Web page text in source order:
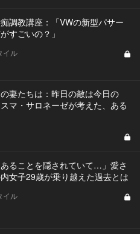
調教講座：「VWの新型パサー
すごいの？」
イル
妻たちは：昨日の敵は今日の
マ・サロネーゼが考えた、ある
あることを隠されていて…」愛さ
女子29歳が乗り越えた過去とは
イル